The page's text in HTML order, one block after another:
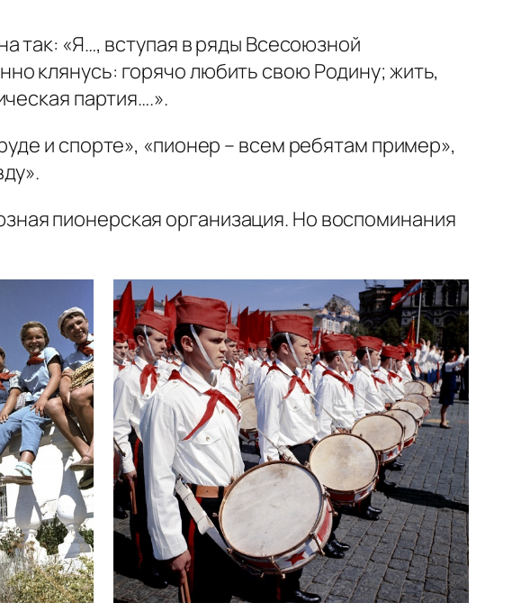
так: «Я…, вступая в ряды Всесоюзной
клянусь: горячо любить свою Родину; жить,
партия….».
и спорте», «пионер – всем ребятам пример»,
пионерская организация. Но воспоминания